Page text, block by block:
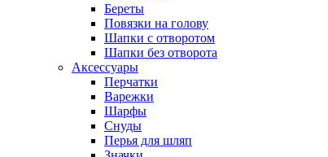
Береты
Повязки на голову
Шапки с отворотом
Шапки без отворота
Аксессуары
Перчатки
Варежки
Шарфы
Снуды
Перья для шляп